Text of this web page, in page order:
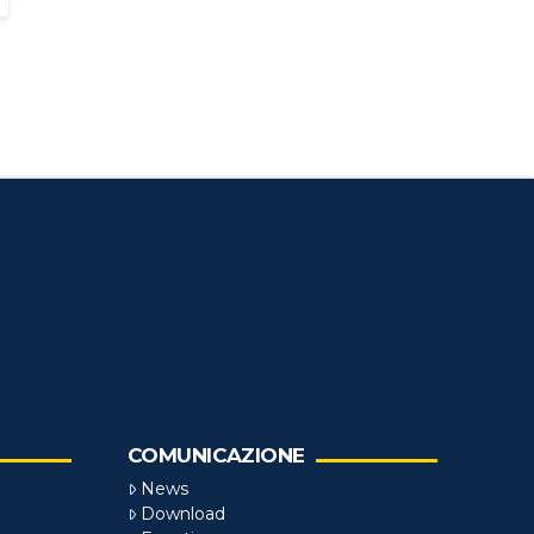
COMUNICAZIONE
News
Download